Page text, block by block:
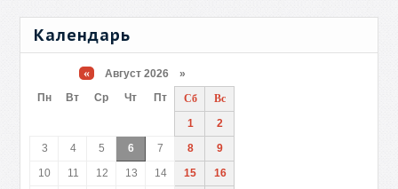
Календарь
« Август 2026 »
Пн
Вт Ср Чт Пт Сб
Вс
1
2
3
4 5 6 7 8
9
10
11 12 13 14 15
16